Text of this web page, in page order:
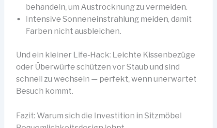
behandeln, um Austrocknung zu vermeiden.
Intensive Sonneneinstrahlung meiden, damit
Farben nicht ausbleichen.
Und ein kleiner Life‑Hack: Leichte Kissenbezüge
oder Überwürfe schützen vor Staub und sind
schnell zu wechseln — perfekt, wenn unerwartet
Besuch kommt.
Fazit: Warum sich die Investition in Sitzmöbel